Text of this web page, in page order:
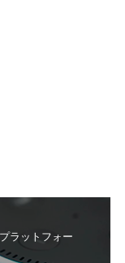
ラットフォー